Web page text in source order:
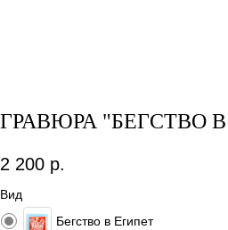
ГРАВЮРА "БЕГСТВО
2 200 р.
Вид
Бегство в Египет